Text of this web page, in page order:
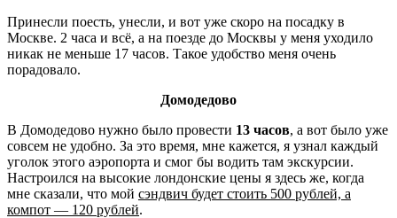
Принесли поесть, унесли, и вот уже скоро на посадку в
Москве. 2 часа и всё, а на поезде до Москвы у меня уходило
никак не меньше 17 часов. Такое удобство меня очень
порадовало.
Домодедово
В Домодедово нужно было провести 13 часов, а вот было уже
совсем не удобно. За это время, мне кажется, я узнал каждый
уголок этого аэропорта и смог бы водить там экскурсии.
Настроился на высокие лондонские цены я здесь же, когда
мне сказали, что мой сэндвич будет стоить 500 рублей, а
компот — 120 рублей.